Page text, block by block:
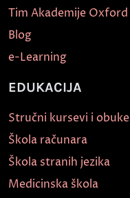
Tim Akademije Oxford
Blog
e-Learning
EDUKACIJA
Stručni kursevi i obuke
Škola računara
Škola stranih jezika
Medicinska škola